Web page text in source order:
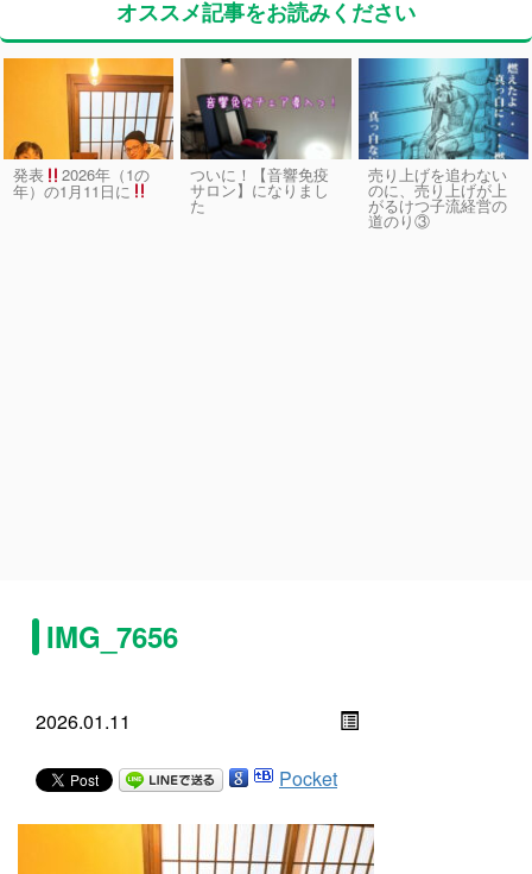
オススメ記事をお読みください
発表 2026年（1の
年）の1月11日に
ついに！【音響免疫
サロン】になりまし
た
売り上げを追わない
のに、売り上げが上
がるけつ子流経営の
道のり③
IMG_7656
2026.01.11
Pocket